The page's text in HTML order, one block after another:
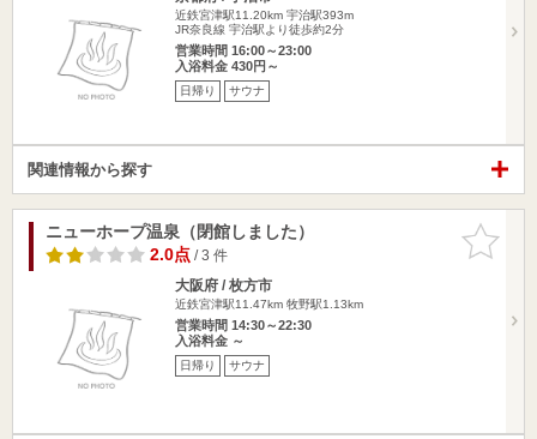
近鉄宮津駅11.20km 宇治駅393m
JR奈良線 宇治駅より徒歩約2分
営業時間 16:00～23:00
入浴料金 430円～
日帰り サウナ
関連情報から探す
お気に入
りに追加
ニューホープ温泉（閉館しました）
2.0点/ 3 件
大阪府 / 枚方市
近鉄宮津駅11.47km 牧野駅1.13km
営業時間 14:30～22:30
入浴料金 ～
日帰り サウナ